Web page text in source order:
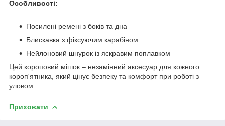
Особливості:
Посилені ремені з боків та дна
Блискавка з фіксуючим карабіном
Нейлоновий шнурок із яскравим поплавком
Цей короповий мішок – незамінний аксесуар для кожного
короп'ятника, який цінує безпеку та комфорт при роботі з
уловом.
Приховати